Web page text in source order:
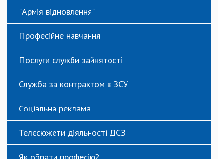
"Армія відновлення"
Професійне навчання
Послуги служби зайнятості
Служба за контрактом в ЗСУ
Соціальна реклама
Телесюжети діяльності ДСЗ